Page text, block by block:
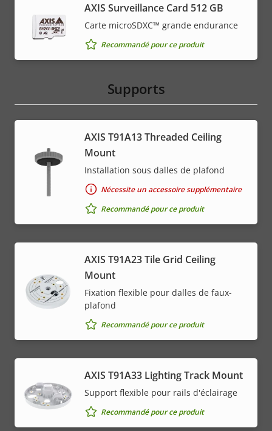
AXIS Surveillance Card 512 GB
Carte microSDXC™ grande endurance
Recommandé pour ce produit
Supports
AXIS T91A13 Threaded Ceiling
Mount
Installation sous dalles de plafond
Nécessite un accessoire supplémentaire
Recommandé pour ce produit
AXIS T91A23 Tile Grid Ceiling
Mount
Fixation flexible pour dalles de faux-
plafond
Recommandé pour ce produit
AXIS T91A33 Lighting Track Mount
Support flexible pour rails d'éclairage
Recommandé pour ce produit